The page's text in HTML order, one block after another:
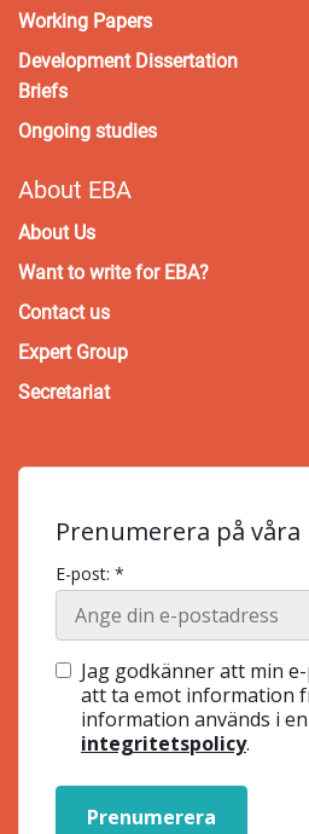
Working Papers
Development Dissertation
Briefs
Ongoing studies
About EBA
About Us
Want to write for EBA?
Contact us
Expert Group
Secretariat
Prenumerera på våra
E-post: *
Jag godkänner att min
att ta emot information
information används i
integritetspolicy.
Prenumerera